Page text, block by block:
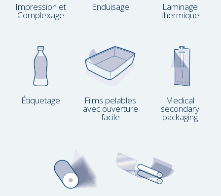
Impression et
Complexage
Enduisage Laminage
thermique
Étiquetage Films pelables
avec ouverture
facile
Medical
secondary
packaging